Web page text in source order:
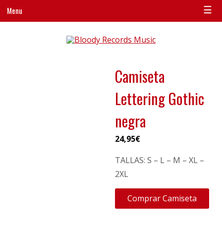
Menu ☰
Camiseta
Lettering Gothic
negra
24,95€
TALLAS: S – L – M – XL –
2XL
Comprar Camiseta